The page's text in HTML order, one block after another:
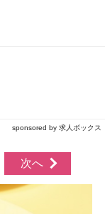
sponsored by 求人ボックス
次へ